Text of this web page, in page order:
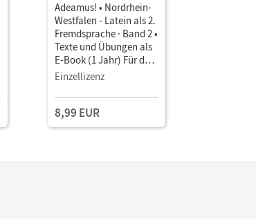
Adeamus! • Nordrhein-
Westfalen - Latein als 2.
Fremdsprache · Band 2 •
Texte und Übungen als
E-Book (1 Jahr) Für das
9./10. Schuljahr
Einzellizenz
8,99 EUR